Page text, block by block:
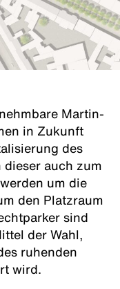
Martin-
in Zukunft
des
auch zum
um die
den Platzraum
sind
der Wahl,
ruhenden
wird.